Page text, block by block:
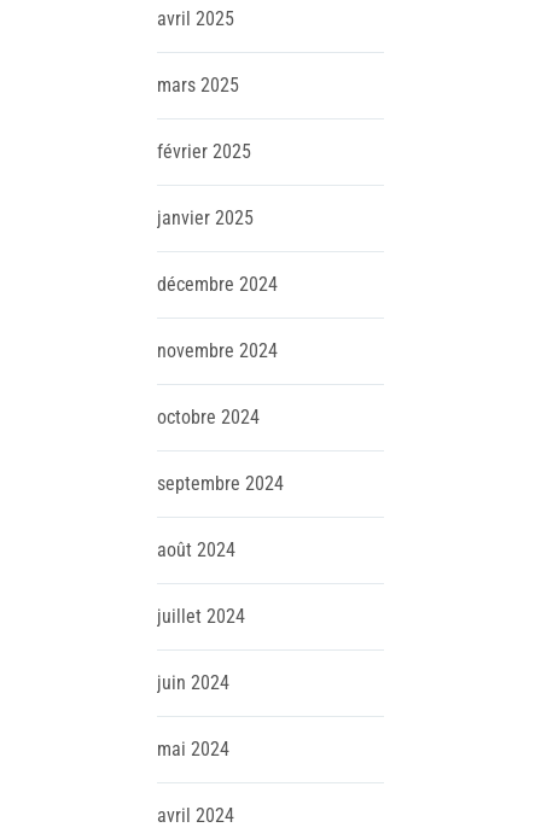
avril 2025
mars 2025
février 2025
janvier 2025
décembre 2024
novembre 2024
octobre 2024
septembre 2024
août 2024
juillet 2024
juin 2024
mai 2024
avril 2024